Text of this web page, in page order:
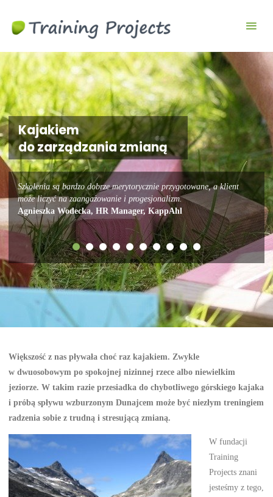
integracyjne,
team
building
Kajakiem
do zarządzania zmianą
Szkolenia są bardzo dobrze merytorycznie przygotowane, a klient
może liczyć na zaangażowanie i progesjonalizm.
Agnieszka Wodecka, HR Manager, KappAhl
Większość z nas pływała choć raz kajakiem. Zwykle
w dwuosobowym po spokojnej nizinnej rzece albo niewielkim
jeziorze. W takim razie przesiadka do chybotliwego górskiego kajaka
i próbą spływu wzburzonym Dunajcem może być niezłym treningiem
radzenia sobie z trudną i stresującą zmianą.
W fundacji
Training
Projects znani
jesteśmy z tego,